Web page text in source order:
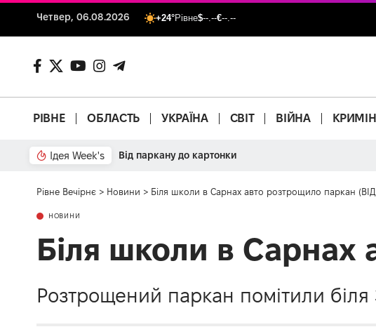
Четвер, 06.08.2026 +24°Рівне$--.--€--.--
РІВНЕ ОБЛАСТЬ УКРАЇНА СВІТ ВІЙНА
Ідея Week's Залізобетонний аргумент
Рівне Вечірнє > Новини > Біля школи в Сарнах авто розтрощило паркан
НОВИНИ
Біля школи в Сарнах
Розтрощений паркан помітили